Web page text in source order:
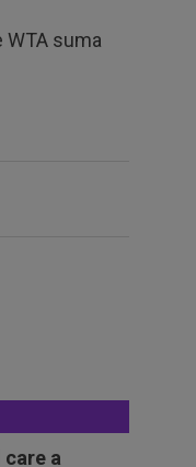
WTA suma
a